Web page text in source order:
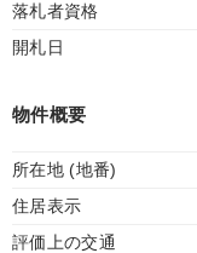
落札者資格
開札日
物件概要
所在地 (地番)
住居表示
評価上の交通